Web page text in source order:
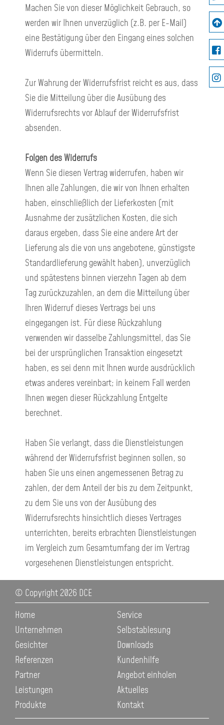
Machen Sie von dieser Möglichkeit Gebrauch, so
werden wir Ihnen unverzüglich (z.B. per E-Mail)
eine Bestätigung über den Eingang eines solchen
Widerrufs übermitteln.
Zur Wahrung der Widerrufsfrist reicht es aus, dass
Sie die Mitteilung über die Ausübung des
Widerrufsrechts vor Ablauf der Widerrufsfrist
absenden.
Folgen des Widerrufs
Wenn Sie diesen Vertrag widerrufen, haben wir
Ihnen alle Zahlungen, die wir von Ihnen erhalten
haben, einschließlich der Lieferkosten (mit
Ausnahme der zusätzlichen Kosten, die sich
daraus ergeben, dass Sie eine andere Art der
Lieferung als die von uns angebotene, günstigste
Standardlieferung gewählt haben), unverzüglich
und spätestens binnen vierzehn Tagen ab dem
Tag zurückzuzahlen, an dem die Mitteilung über
Ihren Widerruf dieses Vertrags bei uns
eingegangen ist. Für diese Rückzahlung
verwenden wir dasselbe Zahlungsmittel, das Sie
bei der ursprünglichen Transaktion eingesetzt
haben, es sei denn mit Ihnen wurde ausdrücklich
etwas anderes vereinbart; in keinem Fall werden
Ihnen wegen dieser Rückzahlung Entgelte
berechnet.
Haben Sie verlangt, dass die Dienstleistungen
während der Widerrufsfrist beginnen sollen, so
haben Sie uns einen angemessenen Betrag zu
zahlen, der dem Anteil der bis zu dem Zeitpunkt,
zu dem Sie uns von der Ausübung des
Widerrufsrechts hinsichtlich dieses Vertrages
unterrichten, bereits erbrachten Dienstleistungen
im Vergleich zum Gesamtumfang der im Vertrag
vorgesehenen Dienstleistungen entspricht.
© Copyright 2026 DCE
N
a
v
i
g
a
t
i
Home
Unternehmen
Gesichter
Referenzen
Partner
Leistungen
Produkte
Service
Selbstablesung
Downloads
Kundenhilfe
Angebot einholen
Aktuelles
Kontakt